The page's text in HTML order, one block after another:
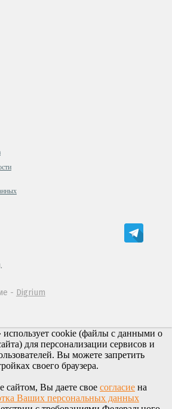
- Digrium
cookie (файлы с данными о
для персонализации сервисов и
Вы можете запретить
своего браузера.
сайтом, Вы даете свое согласие на
Ваших персональных данных